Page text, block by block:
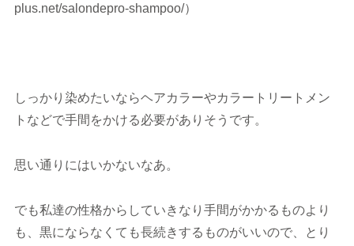
plus.net/salondepro-shampoo/）
しっかり染めたいならヘアカラーやカラートリートメン
トなどで手間をかける必要がありそうです。
思い通りにはいかないなあ。
でも私達の性格からしていきなり手間がかかるものより
も、黒にならなくても長続きするものがいいので、とり